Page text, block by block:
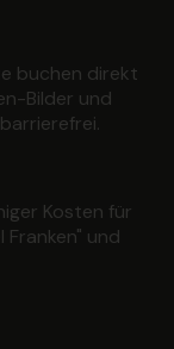
buchen direkt
Bilder und
Kosten für
und